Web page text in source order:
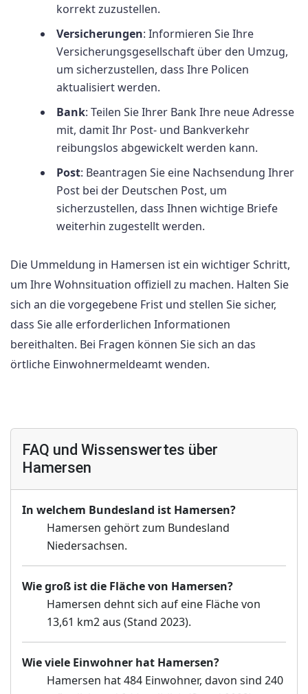
korrekt zuzustellen.
Versicherungen: Informieren Sie Ihre
Versicherungsgesellschaft über den Umzug,
um sicherzustellen, dass Ihre Policen
aktualisiert werden.
Bank: Teilen Sie Ihrer Bank Ihre neue Adresse
mit, damit Ihr Post- und Bankverkehr
reibungslos abgewickelt werden kann.
Post: Beantragen Sie eine Nachsendung Ihrer
Post bei der Deutschen Post, um
sicherzustellen, dass Ihnen wichtige Briefe
weiterhin zugestellt werden.
Die Ummeldung in Hamersen ist ein wichtiger Schritt,
um Ihre Wohnsituation offiziell zu machen. Halten Sie
sich an die vorgegebene Frist und stellen Sie sicher,
dass Sie alle erforderlichen Informationen
bereithalten. Bei Fragen können Sie sich an das
örtliche Einwohnermeldeamt wenden.
FAQ und Wissenswertes über
Hamersen
In welchem Bundesland ist Hamersen?
Hamersen gehört zum Bundesland
Niedersachsen.
Wie groß ist die Fläche von Hamersen?
Hamersen dehnt sich auf eine Fläche von
13,61 km2 aus (Stand 2023).
Wie viele Einwohner hat Hamersen?
Hamersen hat 484 Einwohner, davon sind 240